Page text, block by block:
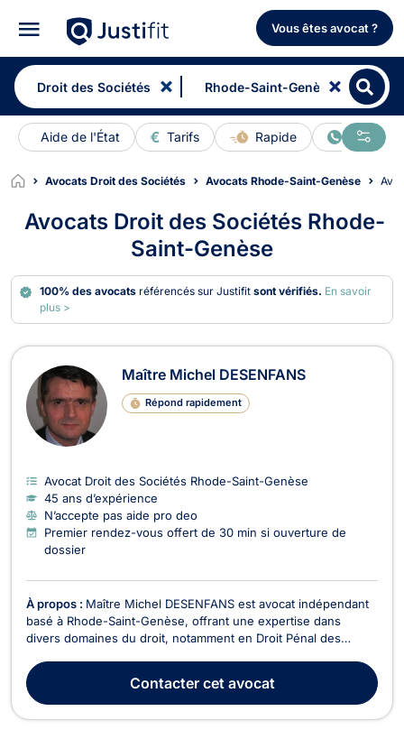
Vous êtes avocat ?
Aide de l'État Tarifs Rapide En ligne
Avocats Droit des Sociétés Avocats Rhode-Saint-Genèse
Avocats Droit des Sociétés Rhode-
Saint-Genèse
100% des avocats référencés sur Justifitsont vérifiés. En savoir
plus >
Avocats en Droit des Sociétés à
Maître Michel DESENFANS
Répond rapidement
Avocat Droit des Sociétés Rhode-Saint-Genèse
45 ans d’expérience
N’accepte pas aide pro deo
Premier rendez-vous offert de 30 min si ouverture de
dossier
À propos : Maître Michel DESENFANS est avocat indépendant
basé à Rhode-Saint-Genèse, offrant une expertise dans
divers domaines du droit, notamment en Droit Pénal des
des Successions, Droit Commercial - Concurrence, Dommage
Corporel et Responsabilité Civile, Droit de...
Contactercet avocat